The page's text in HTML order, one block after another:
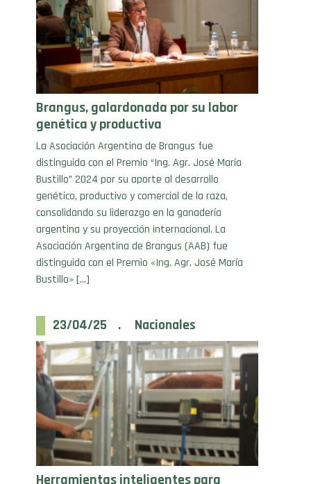
Brangus, galardonada por su labor
genética y productiva
La Asociación Argentina de Brangus fue
distinguida con el Premio “Ing. Agr. José María
Bustillo” 2024 por su aporte al desarrollo
genético, productivo y comercial de la raza,
consolidando su liderazgo en la ganadería
argentina y su proyección internacional. La
Asociación Argentina de Brangus (AAB) fue
distinguida con el Premio «Ing. Agr. José María
Bustillo» […]
Herramientas inteligentes para
potenciar la ganadería